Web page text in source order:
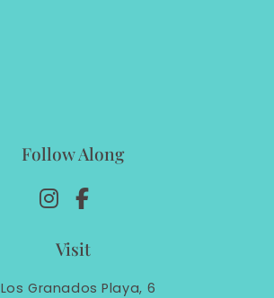
Follow Along
Visit
Los Granados Playa, 6